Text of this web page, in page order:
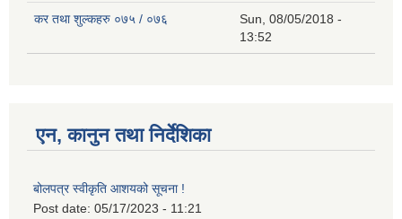
कर तथा शुल्कहरु ०७५ / ०७६
Sun, 08/05/2018 -
13:52
एन, कानुन तथा निर्देशिका
बोलपत्र स्वीकृति आशयको सूचना !
Post date: 05/17/2023 - 11:21